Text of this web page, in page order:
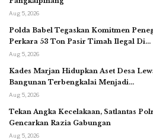
Aug 5, 2026
Polda Babel Tegaskan Komitmen
Perkara 53 Ton Pasir Timah Ilegal Di…
Aug 5, 2026
Kades Marjan Hidupkan Aset Desa
Bangunan Terbengkalai Menjadi…
Aug 5, 2026
Tekan Angka Kecelakaan, Satlantas
Gencarkan Razia Gabungan
Aug 5, 2026